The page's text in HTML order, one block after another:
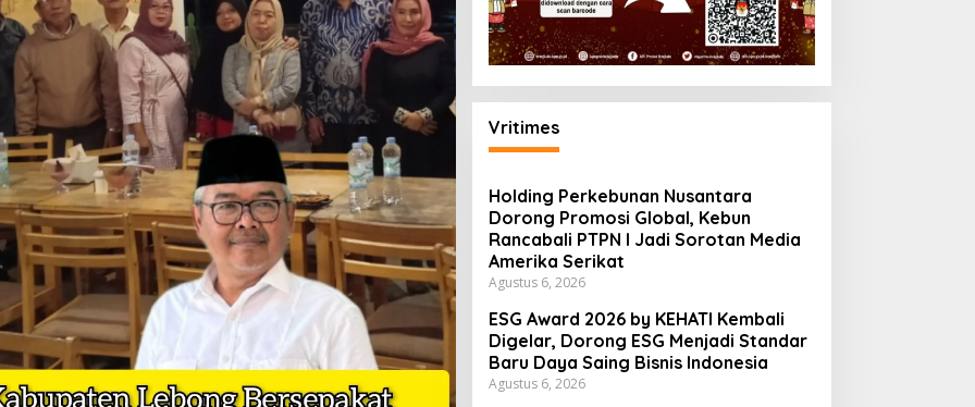
Vritimes
Holding Perkebunan Nusantara
Dorong Promosi Global, Kebun
Rancabali PTPN I Jadi Sorotan Media
Amerika Serikat
Agustus 6, 2026
ESG Award 2026 by KEHATI Kembali
Digelar, Dorong ESG Menjadi Standar
Baru Daya Saing Bisnis Indonesia
Agustus 6, 2026